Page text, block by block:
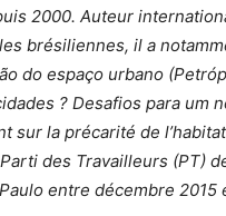
2000. Auteur
brésiliennes, il a
do espaço urbano
? Desafios para um
sur la précarité de
des Travailleurs (PT)
entre décembre